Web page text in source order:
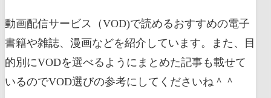
動画配信サービス（VOD)で読めるおすすめの電子
書籍や雑誌、漫画などを紹介しています。また、目
的別にVODを選べるようにまとめた記事も載せて
いるのでVOD選びの参考にしてくださいね＾＾